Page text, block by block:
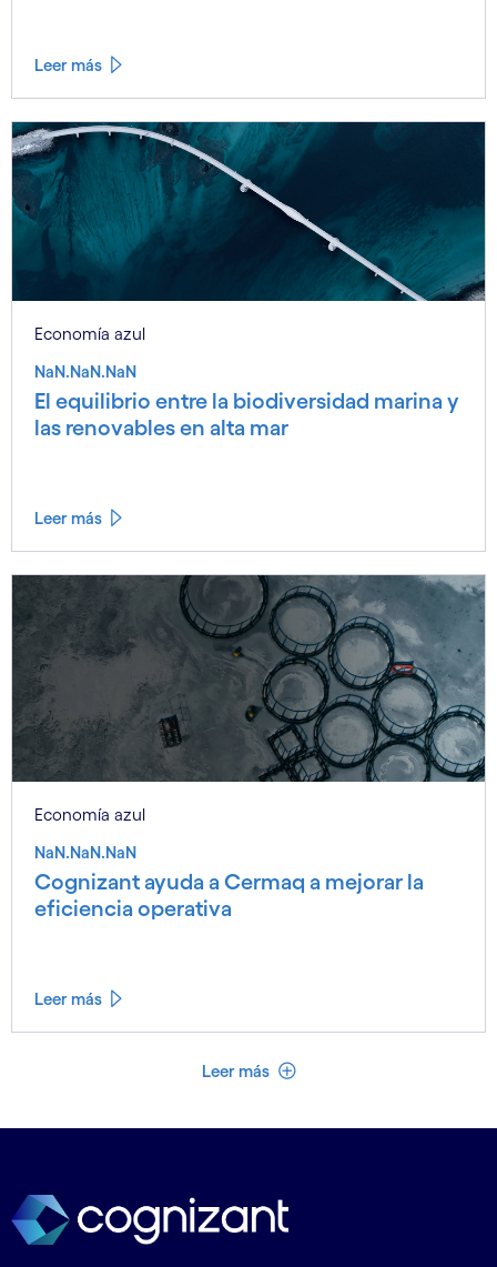
Leer más
Economía azul
NaN.NaN.NaN
El equilibrio entre la biodiversidad marina y
las renovables en alta mar
Leer más
Economía azul
NaN.NaN.NaN
Cognizant ayuda a Cermaq a mejorar la
eficiencia operativa
Leer más
Leer más Ver menos